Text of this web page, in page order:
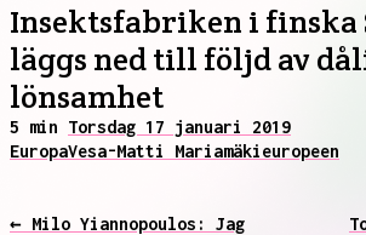
Insektsfabriken i finska
läggs ned till följd av
lönsamhet
5 min Torsdag 17 januari 2019
EuropaVesa-Matti Mariamäkieuropeen
← Milo Yiannopoulos: Jag